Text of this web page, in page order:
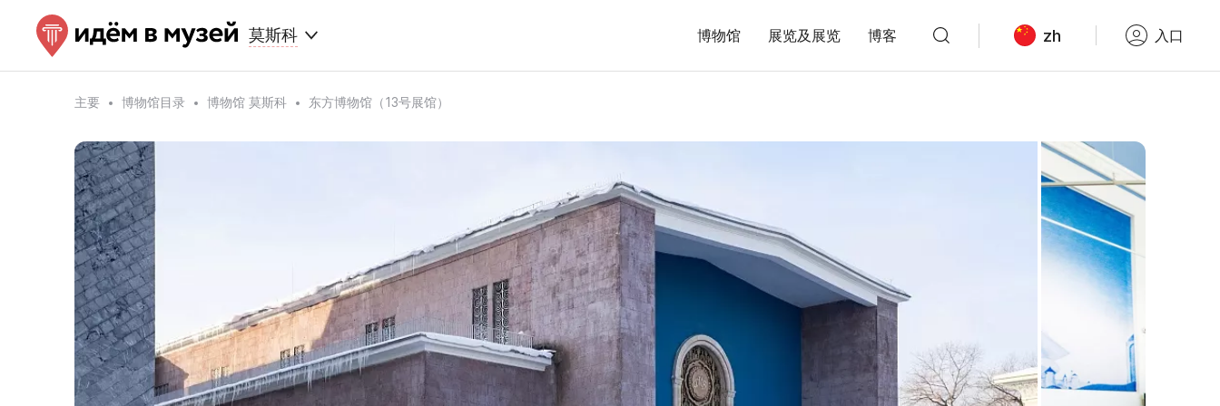
莫斯科 博物馆 展览及展览 博客 zh 入口
主要 博物馆目录 博物馆 莫斯科 东方博物馆（13号展馆）